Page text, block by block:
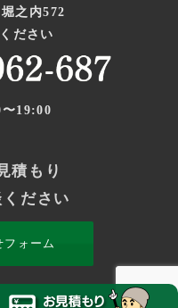
之内572
ださい
19:00
積もり
ださい
フォーム